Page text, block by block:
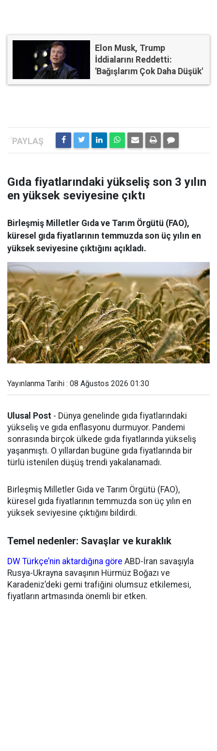
Elon Musk, Trump
İddialarını Reddetti:
'Bağışlarım Çok Daha Düşük'
Gıda fiyatlarındaki yükseliş son 3 yılın
en yüksek seviyesine çıktı
Birleşmiş Milletler Gıda ve Tarım Örgütü (FAO),
küresel gıda fiyatlarının temmuzda son üç yılın en
yüksek seviyesine çıktığını açıkladı.
Yayınlanma Tarihi : 08 Ağustos 2026 01:30
Ulusal Post - Dünya genelinde gıda fiyatlarındaki
yükseliş ve gıda enflasyonu durmuyor. Pandemi
sonrasında birçok ülkede gıda fiyatlarında yükseliş
yaşanmıştı. O yıllardan bugüne gıda fiyatlarında bir
türlü istenilen düşüş trendi yakalanamadı.
Birleşmiş Milletler Gıda ve Tarım Örgütü (FAO),
küresel gıda fiyatlarının temmuzda son üç yılın en
yüksek seviyesine çıktığını bildirdi.
Temel nedenler: Savaşlar ve kuraklık
DW Türkçe’nin aktardığına göre ABD-İran savaşıyla
Rusya-Ukrayna savaşının Hürmüz Boğazı ve
Karadeniz’deki gemi trafiğini olumsuz etkilemesi,
fiyatların artmasında önemli bir etken.